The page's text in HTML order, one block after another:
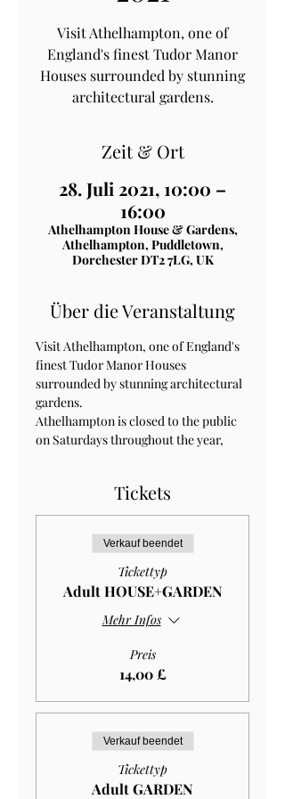
Visit Athelhampton, one of
England's finest Tudor Manor
Houses surrounded by stunning
architectural gardens.
Zeit & Ort
28. Juli 2021, 10:00 –
16:00
Athelhampton House & Gardens,
Athelhampton, Puddletown,
Dorchester DT2 7LG, UK
Über die Veranstaltung
Visit Athelhampton, one of England's
finest Tudor Manor Houses
surrounded by stunning architectural
gardens.
Athelhampton is closed to the public
on Saturdays throughout the year,
Tickets
Verkauf beendet
Tickettyp
Adult HOUSE+GARDEN
Mehr Infos
Preis
14,00 £
Verkauf beendet
Tickettyp
Adult GARDEN